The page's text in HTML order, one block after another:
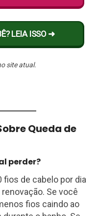
LEIA ISSO ➜
site atual.
Queda de
perder?
fios de cabelo por dia
Se você
fios caindo ao